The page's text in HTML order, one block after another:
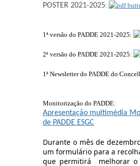
POSTER 2021-2025:
1ª versão do PADDE 2021-2025:
2ª versão do PADDE 2021-2025:
1ª Newsletter do PADDE do
Monitorização do PADDE:
Apresentação multimédia
de PADDE ESGC
Durante o mês de
um formulário para a
que permitirá melhorar o